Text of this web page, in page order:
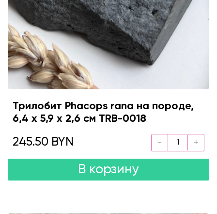
Трилобит Phacops rana на породе,
6,4 х 5,9 х 2,6 см TRB-0018
245.50 BYN
В корзину